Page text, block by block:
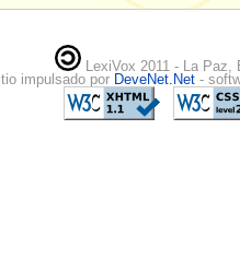
LexiVox 2011 - La Paz,
impulsado por DeveNet.Net -